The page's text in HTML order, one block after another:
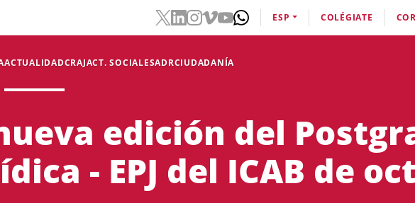
ACTUALIDADCRAJACT. SOCIALESADRCIUDADANÍA
ESP COLÉGIATE
edición del
- EPJ del ICAB de